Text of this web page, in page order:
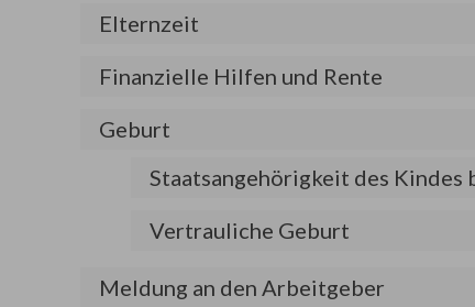
Elternzeit
Finanzielle Hilfen und Rente
Geburt
Staatsangehörigkeit des Kindes
Vertrauliche Geburt
Meldung an den Arbeitgeber